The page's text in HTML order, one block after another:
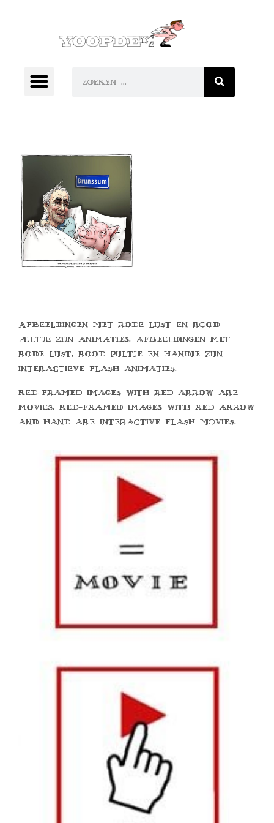
Afbeeldingen met rode lijst en rood
pijltje zijn animaties. Afbeeldingen met
rode lijst, rood pijltje en handje zijn
interactieve flash animaties.
Red-framed images with red arrow are
movies. Red-framed images with red arrow
and hand are interactive flash movies.